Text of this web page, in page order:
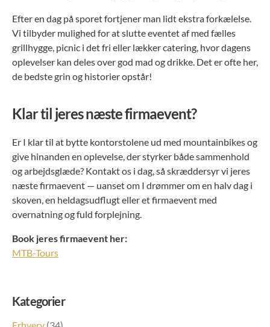
Efter en dag på sporet fortjener man lidt ekstra forkælelse.
Vi tilbyder mulighed for at slutte eventet af med fælles
grillhygge, picnic i det fri eller lækker catering, hvor dagens
oplevelser kan deles over god mad og drikke. Det er ofte her,
de bedste grin og historier opstår!
Klar til jeres næste firmaevent?
Er I klar til at bytte kontorstolene ud med mountainbikes og
give hinanden en oplevelse, der styrker både sammenhold
og arbejdsglæde? Kontakt os i dag, så skræddersyr vi jeres
næste firmaevent — uanset om I drømmer om en halv dag i
skoven, en heldagsudflugt eller et firmaevent med
overnatning og fuld forplejning.
Book jeres firmaevent her:
MTB-Tours
Kategorier